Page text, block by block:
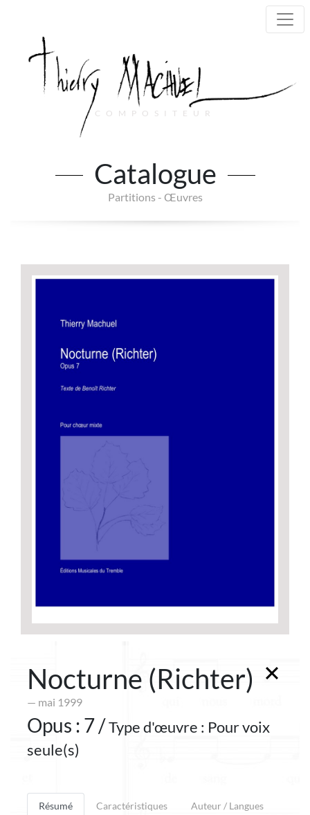
COMPOSITEUR
Main Navigation
Catalogue
Partitions - Œuvres
Nocturne (Richter)
— mai 1999
Opus : 7 /Type d'œuvre : Pour voix
seule(s)
Résumé Caractéristiques Auteur / Langues